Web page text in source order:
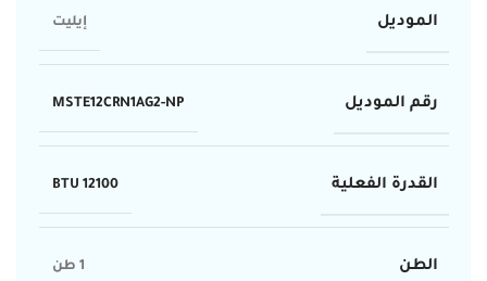
الموديل إيليت
رقم الموديل MSTE12CRN1AG2-NP
القدرة الفعلية 12100 BTU
الطن 1 طن